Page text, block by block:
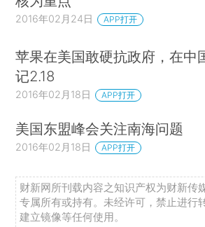
2016年02月24日 APP打开
苹果在美国敢硬抗政府，在中
记2.18
2016年02月18日 APP打开
美国东盟峰会关注南海问题
2016年02月18日 APP打开
财新网所刊载内容之知识产权为财新传
专属所有或持有。未经许可，禁止进行
建立镜像等任何使用。